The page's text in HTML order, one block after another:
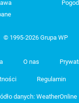
© 1995-2026 Grupa WP
O nas
Regulamin
danych: WeatherOnline